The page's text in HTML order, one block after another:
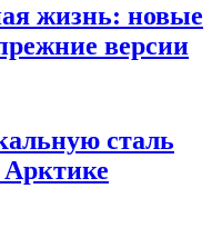
жизнь: новые
версии
сталь
Арктике